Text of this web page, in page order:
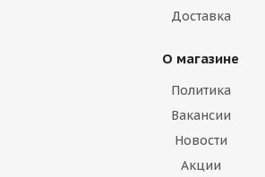
Доставка
О магазине
Политика
Вакансии
Новости
Акции